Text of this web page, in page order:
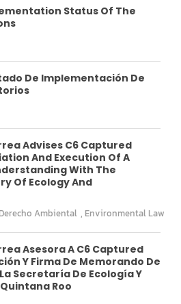
Status Of The
De Implementación De
Advises C6 Captured
And Execution Of A
With The
Of Ecology And
Derecho Ambiental , Environmental Law
Asesora A C6 Captured
Y Firma De Memorando De
Secretaría De Ecología Y
Roo